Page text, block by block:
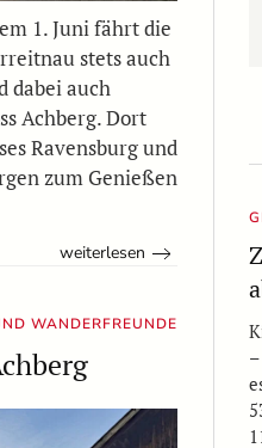
1. Juni fährt die
stets auch
dabei auch
Achberg. Dort
Ravensburg und
zum Genießen
weiterlesen
WANDERFREUNDE